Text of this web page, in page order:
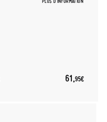
61,95€